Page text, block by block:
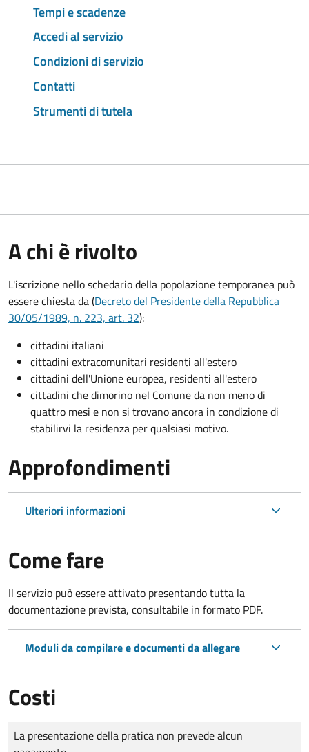
Tempi e scadenze
Accedi al servizio
Condizioni di servizio
Contatti
Strumenti di tutela
A chi è rivolto
L'iscrizione nello schedario della popolazione temporanea può
essere chiesta da (Decreto del Presidente della Repubblica
30/05/1989, n. 223, art. 32):
cittadini italiani
cittadini extracomunitari residenti all'estero
cittadini dell'Unione europea, residenti all'estero
cittadini che dimorino nel Comune da non meno di
quattro mesi e non si trovano ancora in condizione di
stabilirvi la residenza per qualsiasi motivo.
Approfondimenti
Ulteriori informazioni
Come fare
Il servizio può essere attivato presentando tutta la
documentazione prevista, consultabile in formato PDF.
Moduli da compilare e documenti da allegare
Costi
Tipo di pagamento
Importo
La presentazione della pratica non prevede alcun